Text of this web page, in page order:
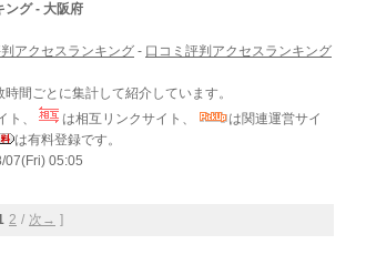
ング - 大阪府
アクセスランキング - 口コミ評判アクセスランキング
間ごとに集計して紹介しています。
ト、
は相互リンクサイト、
は関連運営サイ
は有料登録です。
07(Fri) 05:05
2 / 次→ ]